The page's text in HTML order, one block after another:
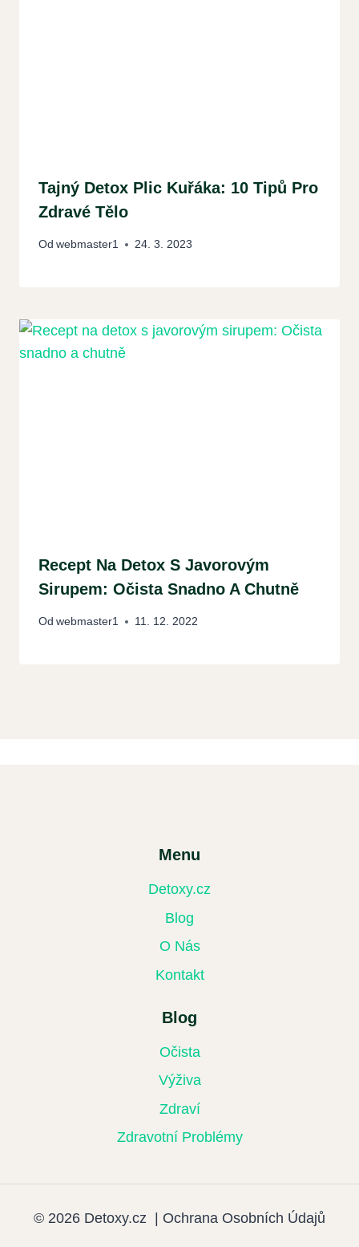
Tajný Detox Plic Kuřáka: 10 Tipů Pro
Zdravé Tělo
Od webmaster1 24. 3. 2023
Recept Na Detox S Javorovým
Sirupem: Očista Snadno A Chutně
Od webmaster1 11. 12. 2022
Menu
Detoxy.cz
Blog
O Nás
Kontakt
Blog
Očista
Výživa
Zdraví
Zdravotní Problémy
© 2026 Detoxy.cz | Ochrana Osobních Údajů